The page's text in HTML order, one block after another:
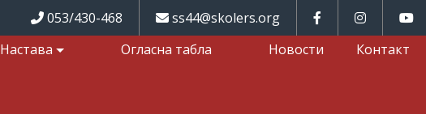
053/430-468
ss44@skolers.org
Настава Огласна табла Новости Контакт